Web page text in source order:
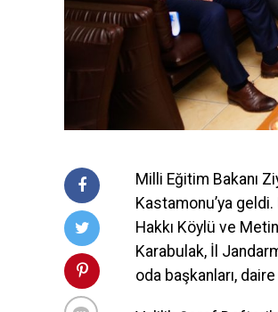
Milli Eğitim Bakanı
Kastamonu’ya
Hakkı Köylü ve
Karabulak, İl
oda başkanları,